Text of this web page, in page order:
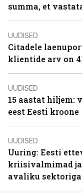
summa, et
UUDISED
Citadele
klientide arv on
UUDISED
15 aastat hiljem:
eest Eesti kroone
UUDISED
Uuring: Eesti
kriisivalmimad
avaliku sektoriga